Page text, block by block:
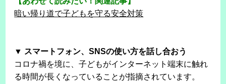
暗い帰り道で子どもを守る安全対策
▼ スマートフォン、SNSの使い方を話し合おう
コロナ禍を境に、子どもがインターネット端末に触れ
る時間が長くなっていることが指摘されています。